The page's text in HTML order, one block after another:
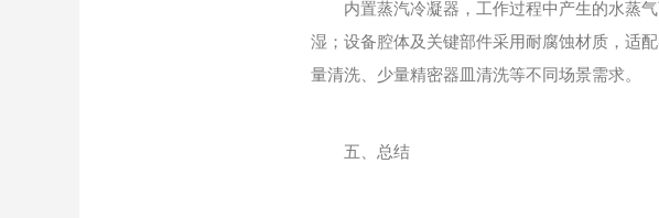
内置蒸汽冷凝器，工作过程中产生的水蒸气
湿；设备腔体及关键部件采用耐腐蚀材质，适
量清洗、少量精密器皿清洗等不同场景需求。
五、总结